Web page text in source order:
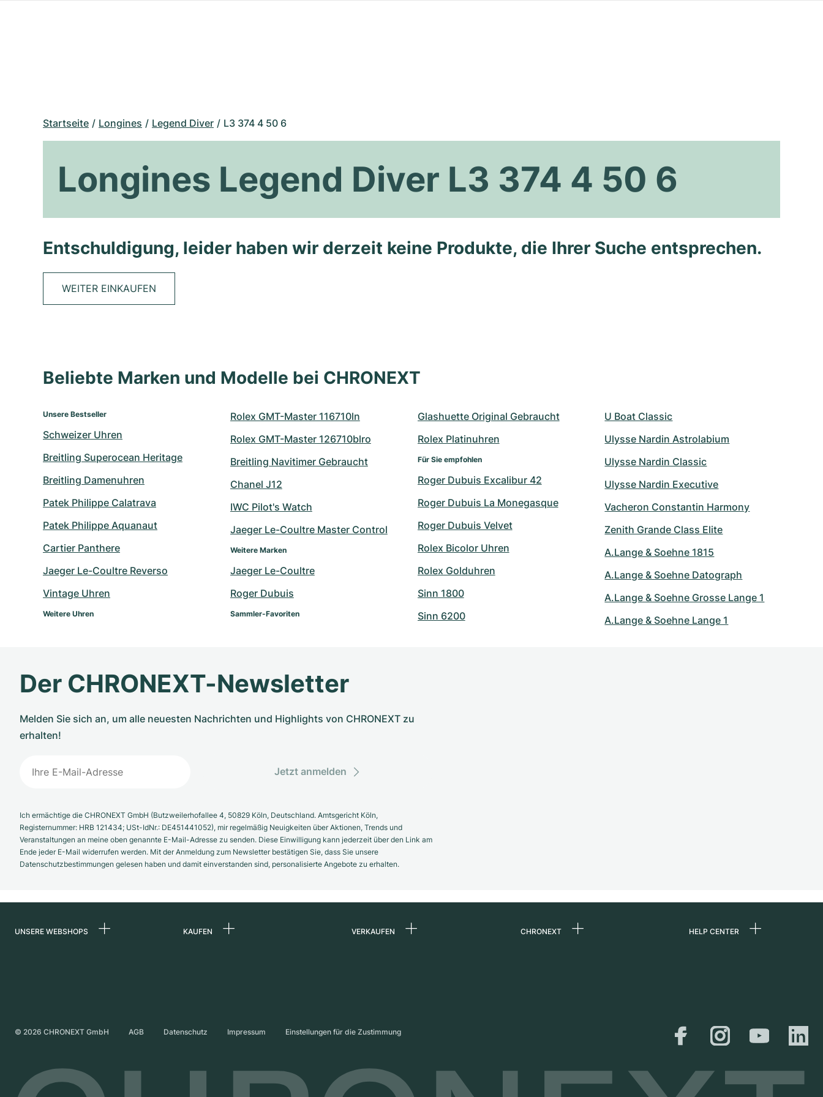
Startseite Longines Legend Diver L3 374 4 50 6
Longines Legend Diver L3 374 4 50 6
Entschuldigung, leider haben wir derzeit keine Produkte, die Ihrer Suche entsprechen.
WEITER EINKAUFEN
Beliebte Marken und Modelle bei CHRONEXT
Unsere Bestseller
Schweizer Uhren
Breitling Superocean Heritage
Breitling Damenuhren
Patek Philippe Calatrava
Patek Philippe Aquanaut
Cartier Panthere
Jaeger Le-Coultre Reverso
Vintage Uhren
Weitere Uhren
Rolex GMT-Master 116710ln
Rolex GMT-Master 126710blro
Breitling Navitimer Gebraucht
Chanel J12
IWC Pilot's Watch
Jaeger Le-Coultre Master Control
Weitere Marken
Jaeger Le-Coultre
Roger Dubuis
Sammler-Favoriten
Glashuette Original Gebraucht
Rolex Platinuhren
Für Sie empfohlen
Roger Dubuis Excalibur 42
Roger Dubuis La Monegasque
Roger Dubuis Velvet
Rolex Bicolor Uhren
Rolex Golduhren
Sinn 1800
Sinn 6200
U Boat Classic
Ulysse Nardin Astrolabium
Ulysse Nardin Classic
Ulysse Nardin Executive
Vacheron Constantin Harmony
Zenith Grande Class Elite
A.Lange & Soehne 1815
A.Lange & Soehne Datograph
A.Lange & Soehne Grosse Lange 1
A.Lange & Soehne Lange 1
Der CHRONEXT-Newsletter
Melden Sie sich an, um alle neuesten Nachrichten und Highlights von CHRONEXT zu
erhalten!
Jetzt anmelden
Ich ermächtige die CHRONEXT GmbH (Butzweilerhofallee 4, 50829 Köln, Deutschland. Amtsgericht Köln,
Registernummer: HRB 121434; USt-IdNr.: DE451441052), mir regelmäßig Neuigkeiten über Aktionen, Trends und
Veranstaltungen an meine oben genannte E-Mail-Adresse zu senden. Diese Einwilligung kann jederzeit über den Link am
Ende jeder E-Mail widerrufen werden. Mit der Anmeldung zum Newsletter bestätigen Sie, dass Sie unsere
Datenschutzbestimmungen gelesen haben und damit einverstanden sind, personalisierte Angebote zu erhalten.
UNSERE WEBSHOPS
Vereinigtes Königreich
KAUFEN VERKAUFEN CHRONEXT HELP CENTER
Versand &
Rückgaberecht
© 2026 CHRONEXT GmbH AGB Datenschutz Impressum Einstellungen für die Zustimmung